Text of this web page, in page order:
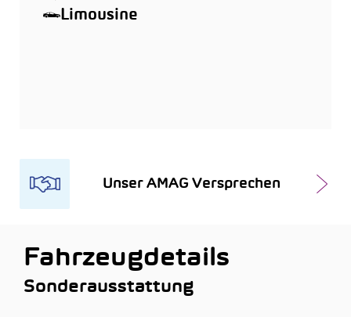
Limousine
Unser AMAG Versprechen
Fahrzeugdetails
Sonderausstattung